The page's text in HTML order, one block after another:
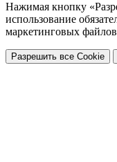
Нажимая кнопку
использование
маркетинговых
Разрешить все Cookie